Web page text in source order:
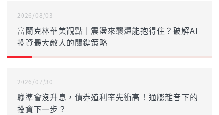
2026/08/03
富蘭克林華美觀點｜震盪來襲還能抱得住？破解AI
投資最大敵人的關鍵策略
2026/07/30
聯準會沒升息，債券殖利率先衝高！通膨雜音下的
投資下一步？